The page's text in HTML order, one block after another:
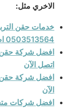
الاخري مثل:
خدمات حقن
0503513564 اطلبنا الآن
اتصل الآن
الآن
افضل شركات